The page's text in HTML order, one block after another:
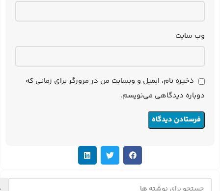
وب‌ سایت
ذخیره نام، ایمیل و وبسایت من در مرورگر برای زمانی که
دوباره دیدگاهی می‌نویسم.